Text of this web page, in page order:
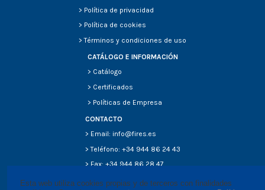
> Política de privacidad
> Política de cookies
>Términos y condiciones de uso
CATÁLOGO E INFORMACIÓN
> Catálogo
> Certificados
> Políticas de Empresa
CONTACTO
> Email: info@fires.es
> Teléfono: +34 944 86 24 43
> Fax: +34 944 86 28 47
Esta web utiliza cookies propias y de terceros con finalidades